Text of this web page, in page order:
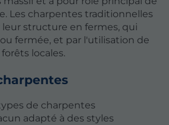
Les charpentes traditionnelles
structure en fermes, qui
fermée, et par l'utilisation de
locales.
de charpentes
adapté à des styles